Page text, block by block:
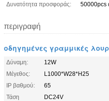
Δυνατότητα προσφοράς:
50000pcs
περιγραφή
οδηγημένες γραμμικές
Δύναμη:
12W
Μέγεθος:
L1000*W28*H25
IP βαθμού:
65
Τάση
DC24V